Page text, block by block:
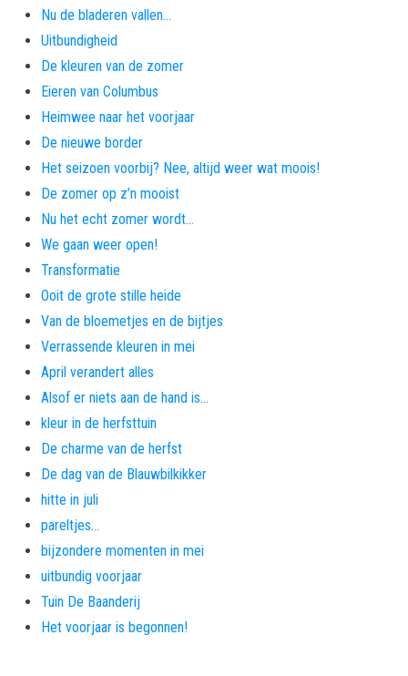
Nu de bladeren vallen…
Uitbundigheid
De kleuren van de zomer
Eieren van Columbus
Heimwee naar het voorjaar
De nieuwe border
Het seizoen voorbij? Nee, altijd weer wat moois!
De zomer op z’n mooist
Nu het echt zomer wordt…
We gaan weer open!
Transformatie
Ooit de grote stille heide
Van de bloemetjes en de bijtjes
Verrassende kleuren in mei
April verandert alles
Alsof er niets aan de hand is…
kleur in de herfsttuin
De charme van de herfst
De dag van de Blauwbilkikker
hitte in juli
pareltjes…
bijzondere momenten in mei
uitbundig voorjaar
Tuin De Baanderij
Het voorjaar is begonnen!